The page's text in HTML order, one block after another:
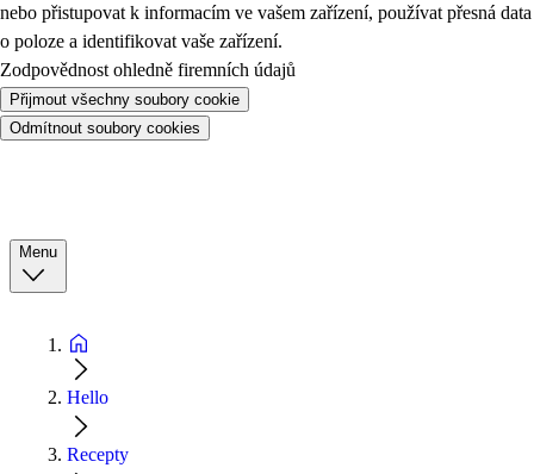
nebo přistupovat k informacím ve vašem zařízení, používat přesná data
o poloze a identifikovat vaše zařízení.
Zodpovědnost ohledně firemních údajů
Přijmout všechny soubory cookie
Odmítnout soubory cookies
Menu
Hello
Recepty